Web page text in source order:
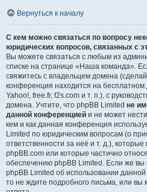
Вернуться к началу
С кем можно связаться по вопросу
юридических вопросов, связанных с
Вы можете связаться с любым из
списке на странице «Наша команда».
свяжитесь с владельцем домена
конференция находится на
Yahoo!, free.fr, f2s.com и т. п.), с
домена. Учтите, что phpBB Limited не
данной конференцией и не может
кем и как данная конференция
Limited по юридическим вопросам (о
ответственности за неё и т. д.), которые
phpBB.com или которые частично
обеспечению phpBB Limited. Если же вы
phpBB Limited об использовании
то не ждите подробного письма, или